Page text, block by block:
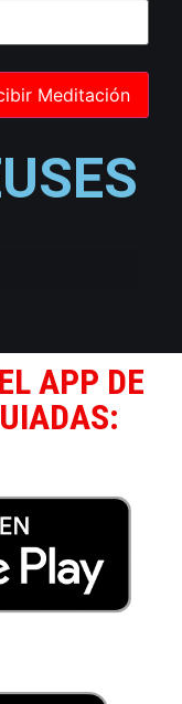
APP DE